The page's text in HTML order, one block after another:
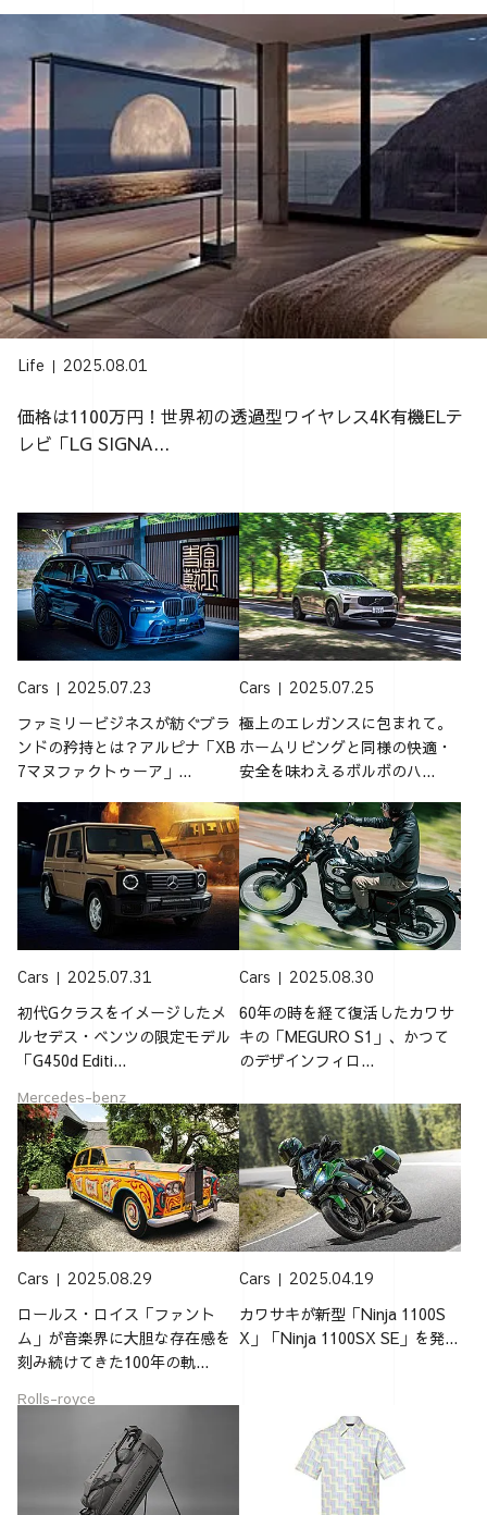
Life 2025.08.01
価格は1100万円！世界初の透過型ワイヤレス4K有機ELテ
レビ「LG SIGNA...
Cars 2025.07.23
ファミリービジネスが紡ぐブラ
ンドの矜持とは？アルピナ「XB
7マヌファクトゥーア」...
Cars 2025.07.25
極上のエレガンスに包まれて。
ホームリビングと同様の快適・
安全を味わえるボルボのハ...
Cars 2025.07.31
初代Gクラスをイメージしたメ
ルセデス・ベンツの限定モデル
「G450d Editi...
Mercedes-benz
Cars 2025.08.30
60年の時を経て復活したカワサ
キの「MEGURO S1」、かつて
のデザインフィロ...
Cars 2025.08.29
ロールス・ロイス「ファント
ム」が音楽界に大胆な存在感を
刻み続けてきた100年の軌...
Rolls-royce
Cars 2025.04.19
カワサキが新型「Ninja 1100S
X」「Ninja 1100SX SE」を発...